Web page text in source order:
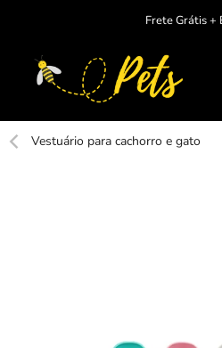
conteudo
Frete Grátis +
Vestuário para cachorro e gato